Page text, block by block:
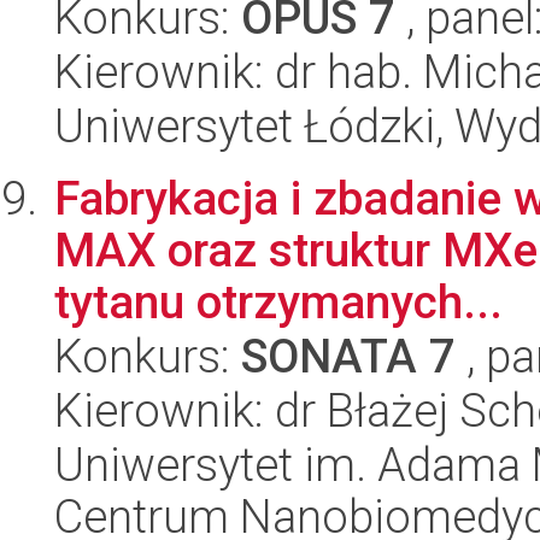
Konkurs: OPUS 7 ,
Kierownik: dr hab.
Uniwersytet Łódzki,
Fabrykacja i zbadanie
MAX oraz struktur
tytanu otrzymanych...
Konkurs: SONATA 7 ,
Kierownik: dr Błażej
Uniwersytet im.
Centrum